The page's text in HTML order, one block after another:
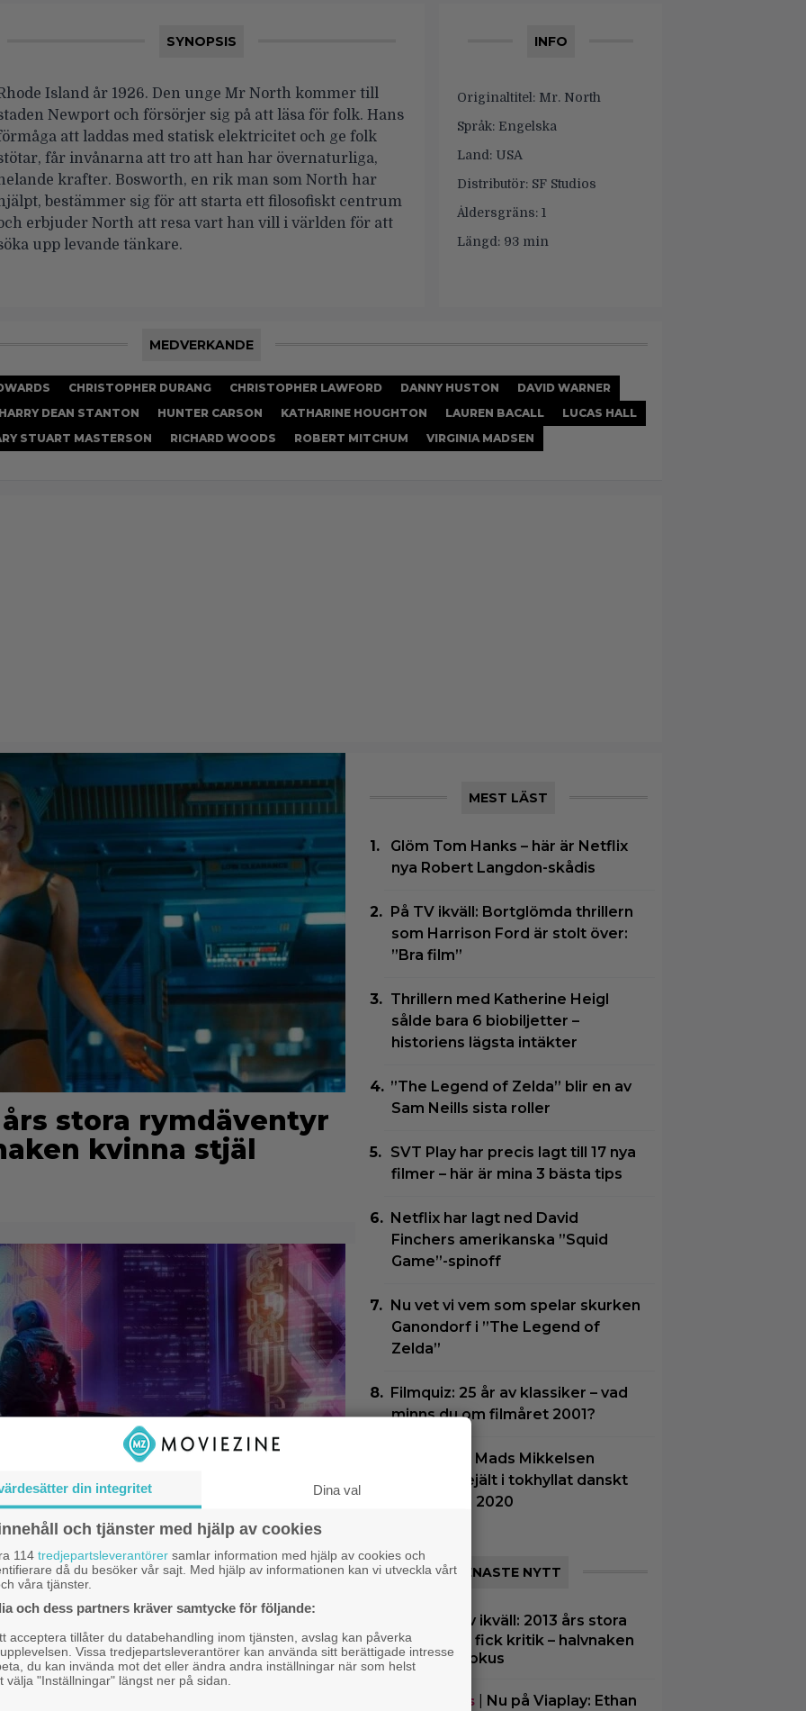
SYNOPSIS
Island år 1926. Den unge Mr North kommer till
Newport och försörjer sig på att läsa för folk. Hans
att laddas med statisk elektricitet och ge folk
får invånarna att tro att han har övernaturliga,
krafter. Bosworth, en rik man som North har
bestämmer sig för att starta ett filosofiskt centrum
erbjuder North att resa vart han vill i världen för att
upp levande tänkare.
INFO
Originaltitel: Mr. North
Språk: Engelska
Land: USA
Distributör: SF Studios
Åldersgräns: 1
Längd: 93 min
MEDVERKANDE
CHRISTOPHER DURANG CHRISTOPHER LAWFORD DANNY HUSTON
DAVID WARNER
HARRY DEAN STANTON HUNTER CARSON KATHARINE HOUGHTON LAUREN BACALL
LUCAS HALL
STUART MASTERSON RICHARD WOODS ROBERT MITCHUM VIRGINIA MADSEN
års stora rymdäventyr
kvinna stjäl
genom tiderna”
spelvärld”
MEST LÄST
Glöm Tom Hanks – här är Netflix
nya Robert Langdon-skådis
På TV ikväll: Bortglömda thrillern
som Harrison Ford är stolt över:
”Bra film”
Thrillern med Katherine Heigl
sålde bara 6 biobiljetter –
historiens lägsta intäkter
”The Legend of Zelda” blir en av
Sam Neills sista roller
SVT Play har precis lagt till 17 nya
filmer – här är mina 3 bästa tips
Netflix har lagt ned David
Finchers amerikanska ”Squid
Game”-spinoff
Nu vet vi vem som spelar skurken
Ganondorf i ”The Legend of
Zelda”
Filmquiz: 25 år av klassiker – vad
minns du om filmåret 2001?
På tv ikväll: Mads Mikkelsen
super till rejält i tokhyllat danskt
drama från 2020
SENASTE NYTT
På tv ikväll: 2013 års stora
rymdäventyr fick kritik – halvnaken
kvinna stjäl fokus
Streamingtips| Nu på Viaplay: Ethan
din integritet Dina val
och tjänster med hjälp av cookies
114 tredjepartsleverantörer samlar information med hjälp av cookies och
då du besöker vår sajt. Med hjälp av informationen kan vi utveckla vårt
våra tjänster.
och dess partners kräver samtycke för följande:
acceptera tillåter du databehandling inom tjänsten, avslag kan påverka
Vissa tredjepartsleverantörer kan använda sitt berättigade intresse
du kan invända mot det eller ändra andra inställningar när som helst
välja "Inställningar" längst ner på sidan.